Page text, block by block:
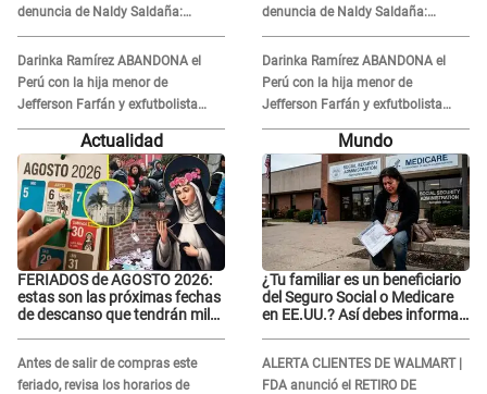
denuncia de Naldy Saldaña:
¿Dónde está César Sánchez?
Darinka Ramírez ABANDONA el
Perú con la hija menor de
Jefferson Farfán y exfutbolista
REACCIONA: "A ti que..."
denuncia de Naldy Saldaña:
¿Dónde está César Sánchez?
Darinka Ramírez ABANDONA el
Perú con la hija menor de
Jefferson Farfán y exfutbolista
REACCIONA: "A ti que..."
Actualidad
FERIADOS de AGOSTO 2026:
estas son las próximas fechas
de descanso que tendrán miles
Antes de salir de compras este
feriado, revisa los horarios de
Mundo
¿Tu familiar es un beneficiario
del Seguro Social o Medicare
en EE.UU.? Así debes informar
ALERTA CLIENTES DE WALMART |
FDA anunció el RETIRO DE